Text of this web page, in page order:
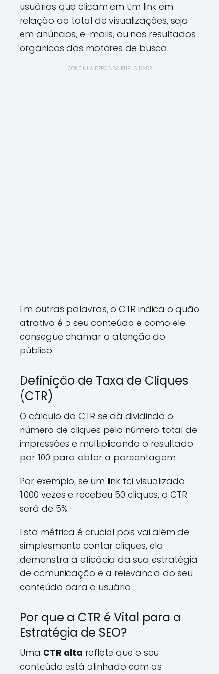
usuários que clicam em um link em
relação ao total de visualizações, seja
em anúncios, e-mails, ou nos resultados
orgânicos dos motores de busca.
CONTINUA DEPOIS DA PUBLICIDADE
Em outras palavras, o CTR indica o quão
atrativo é o seu conteúdo e como ele
consegue chamar a atenção do
público.
Definição de Taxa de Cliques
(CTR)
O cálculo do CTR se dá dividindo o
número de cliques pelo número total de
impressões e multiplicando o resultado
por 100 para obter a porcentagem.
Por exemplo, se um link foi visualizado
1.000 vezes e recebeu 50 cliques, o CTR
será de 5%.
Esta métrica é crucial pois vai além de
simplesmente contar cliques, ela
demonstra a eficácia da sua estratégia
de comunicação e a relevância do seu
conteúdo para o usuário.
Por que a CTR é Vital para a
Estratégia de SEO?
Uma CTR alta reflete que o seu
conteúdo está alinhado com as